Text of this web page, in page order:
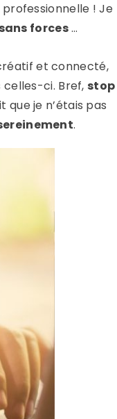
! Je
forces…
et connecté,
celles-ci. Bref, stop
que je n’étais pas
.